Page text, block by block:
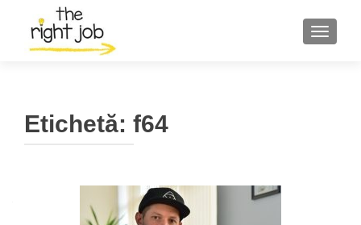
Etichetă: f64